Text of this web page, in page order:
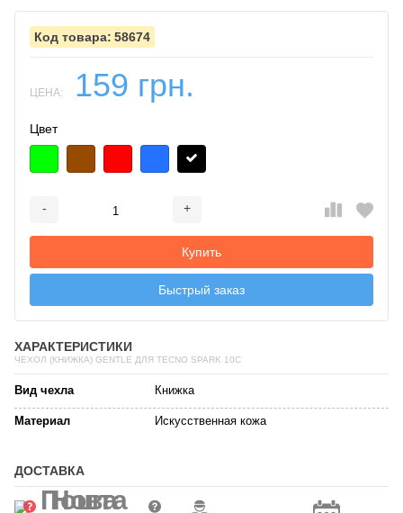
58674
ЦЕНА: 159 грн.
Цвет
- +
Купить
Быстрый заказ
ХАРАКТЕРИСТИКИ
ЧЕХОЛ (КНИЖКА) GENTLE ДЛЯ TECNO SPARK 10C
Вид чехла Книжка
Материал Искусственная кожа
ДОСТАВКА